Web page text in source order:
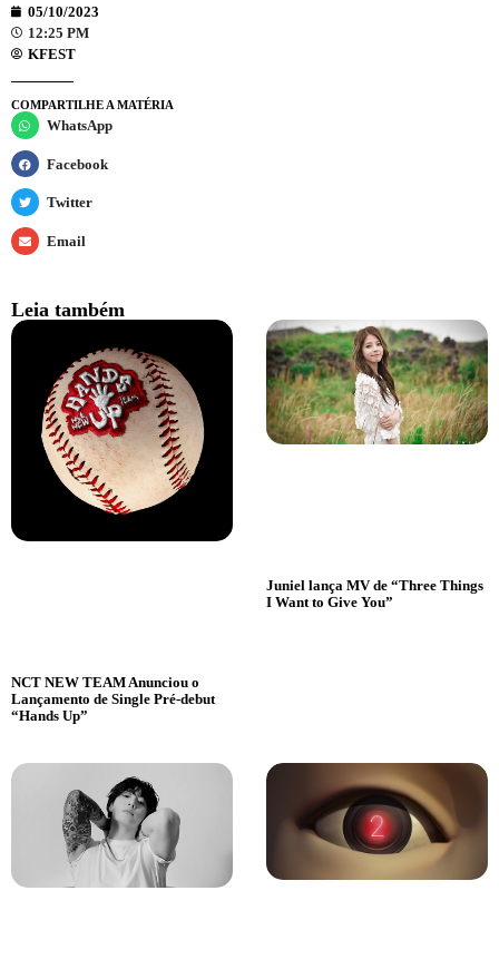
05/10/2023
12:25 PM
KFEST
COMPARTILHE A MATÉRIA
WhatsApp
Facebook
Twitter
Email
Leia também
NCT NEW TEAM Anunciou o
Lançamento de Single Pré-debut
“Hands Up”
Juniel lança MV de “Three Things
I Want to Give You”